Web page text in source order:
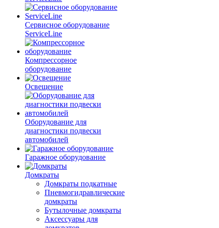
Сервисное оборудование
ServiceLine
Компрессорное
оборудование
Освещение
Оборудование для
диагностики подвески
автомобилей
Гаражное оборудование
Домкраты
Домкраты подкатные
Пневмогидравлические
домкраты
Бутылочные домкраты
Аксессуары для